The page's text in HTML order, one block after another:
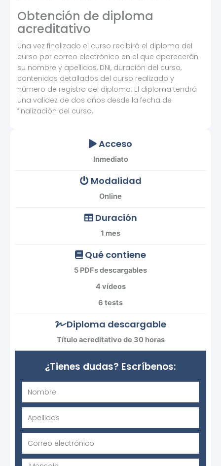
Acceso
Inmediato
Modalidad
Online
Duración
1 mes
Qué contiene
5 PDFs descargables
4 vídeos
6 tests
Diploma descargable
Título acreditativo de 30 horas
¿Tienes dudas? Escríbenos:
electrónico
Mensaje
Obtención de diploma
acreditativo
Una vez finalizado el curso recibirá el diploma del
curso por correo electrónico en el que aparecerán
su nombre y apellidos, DNI, duración del curso,
contenidos detallados del curso realizado y
número de registro del diploma. El diploma tendrá
una validez de dos años desde la fecha de
finalización del curso.